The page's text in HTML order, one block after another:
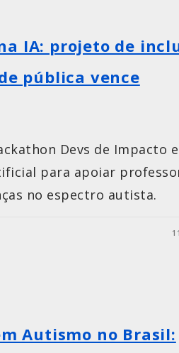
IA: projeto de
pública vence
Devs de Impacto
para apoiar
no espectro autista.
Autismo no Brasil: